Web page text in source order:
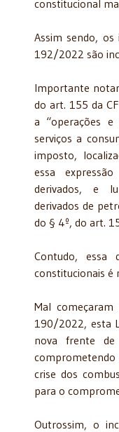
constitucional
Assim sendo,
192/2022 são
Importante
do art. 155 da
a “operações e
serviços a
imposto,
essa
derivados, e
derivados de
do § 4º, do art.
Contudo, essa
constitucionais é
Mal
190/2022, esta
nova frente de
crise dos
para o
Outrossim, o